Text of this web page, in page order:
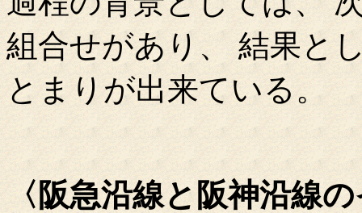
組合せがあり、 結果と
とまりが出来ている。
〈阪急沿線と阪神沿線